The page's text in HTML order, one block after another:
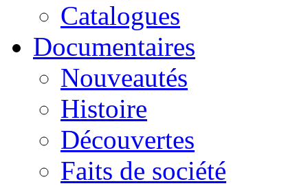
Catalogues
Documentaires
Nouveautés
Histoire
Découvertes
Faits de société